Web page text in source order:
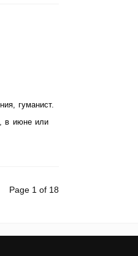
гуманист.
в июне или
Page 1 of 18